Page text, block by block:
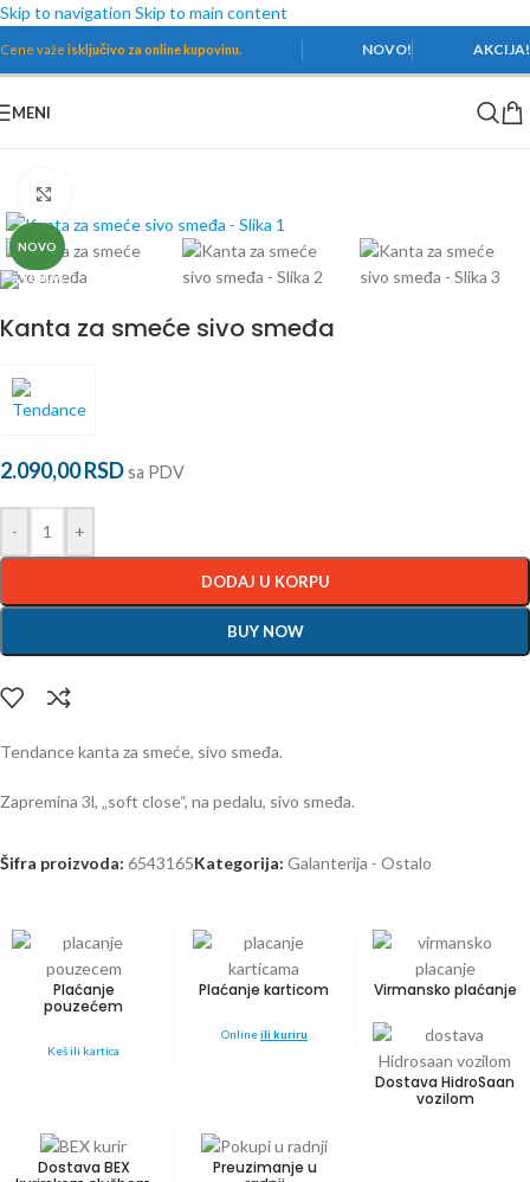
Skip to navigation Skip to main content
Cene važe isključivo za online kupovinu. NOVO! AKCIJA!
MENI
NOVO
Kanta za smeće sivo smeđa
2.090,00RSDsa PDV
- +
DODAJ U KORPU
BUY NOW
Tendance kanta za smeće, sivo smeđa.
Zapremina 3l, „soft close“, na pedalu, sivo smeđa.
Šifra proizvoda: 6543165Kategorija: Galanterija - Ostalo
Plaćanje
pouzećem
Keš ili kartica
Plaćanje karticom
Onlineili kuriru
Virmansko plaćanje
Dostava HidroSaan
vozilom
Dostava BEX
Preuzimanje u